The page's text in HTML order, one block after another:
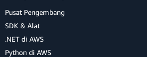
Pusat Pengembang
SDK & Alat
.NET di AWS
Python di AWS